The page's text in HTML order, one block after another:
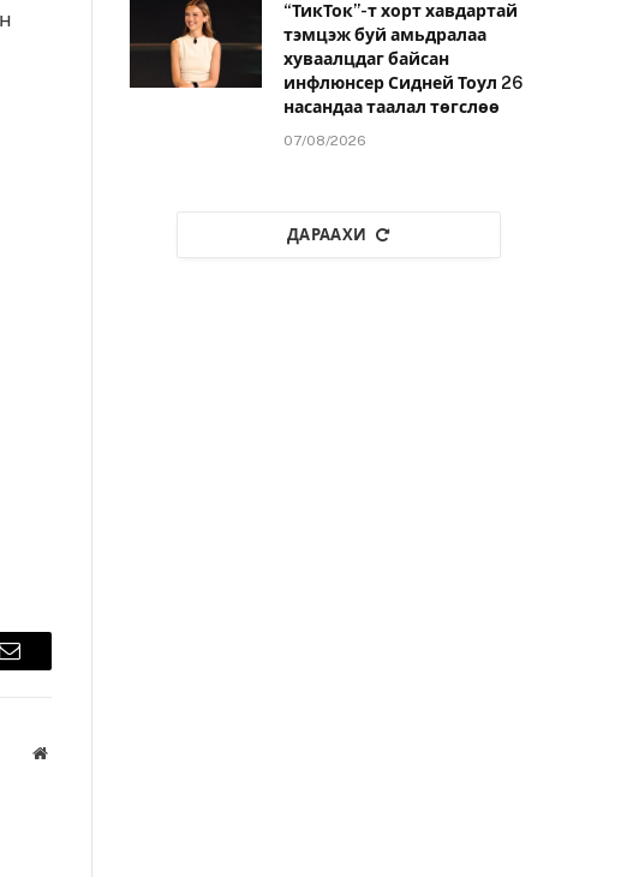
Имэйл
Вэбсайт
“ТикТок”-т хорт хавдартай
тэмцэж буй амьдралаа
хуваалцдаг байсан
инфлюнсер Сидней Тоул 26
насандаа таалал төгслөө
07/08/2026
ДАРААХИ